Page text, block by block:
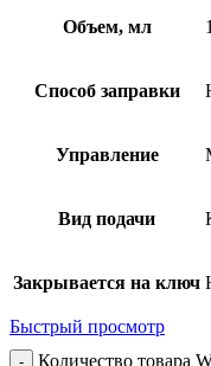
Объем, мл
Способ заправки
Управление
Вид подачи
Закрывается на ключ
Быстрый просмотр
Количество товара